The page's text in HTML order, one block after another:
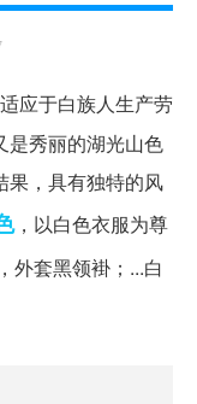
应于白族人生产劳
是秀丽的湖光山色
果，具有独特的风
，以白色衣服为尊
外套黑领褂；...白